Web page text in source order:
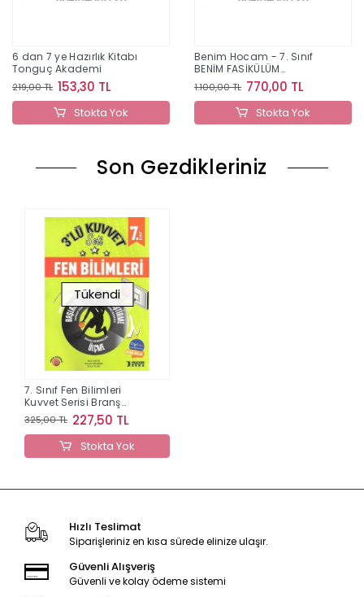
6 dan 7 ye Hazırlık Kitabı
Tonguç Akademi
219,00 TL 153,30 TL
Stokta Yok
Benim Hocam - 7. Sınıf
BENİM FASİKÜLÜM
MATEMATİK
1.100,00 TL 770,00 TL
Stokta Yok
Son Gezdikleriniz
Tükendi
7. Sınıf Fen Bilimleri
Kuvvet Serisi Branş
Denemeleri
325,00 TL 227,50 TL
Stokta Yok
Hızlı Teslimat
Siparişleriniz en kısa sürede elinize ulaşır.
Güvenli Alışveriş
Güvenli ve kolay ödeme sistemi